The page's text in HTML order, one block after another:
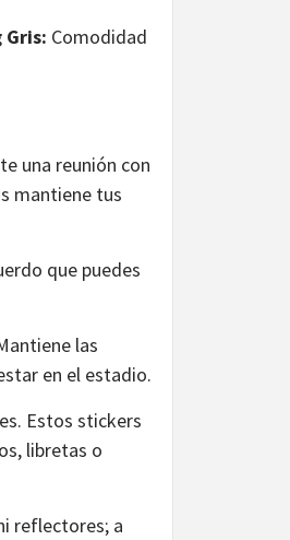
Comodidad
una reunión con
mantiene tus
que puedes
las
en el estadio.
Estos stickers
libretas o
reflectores; a